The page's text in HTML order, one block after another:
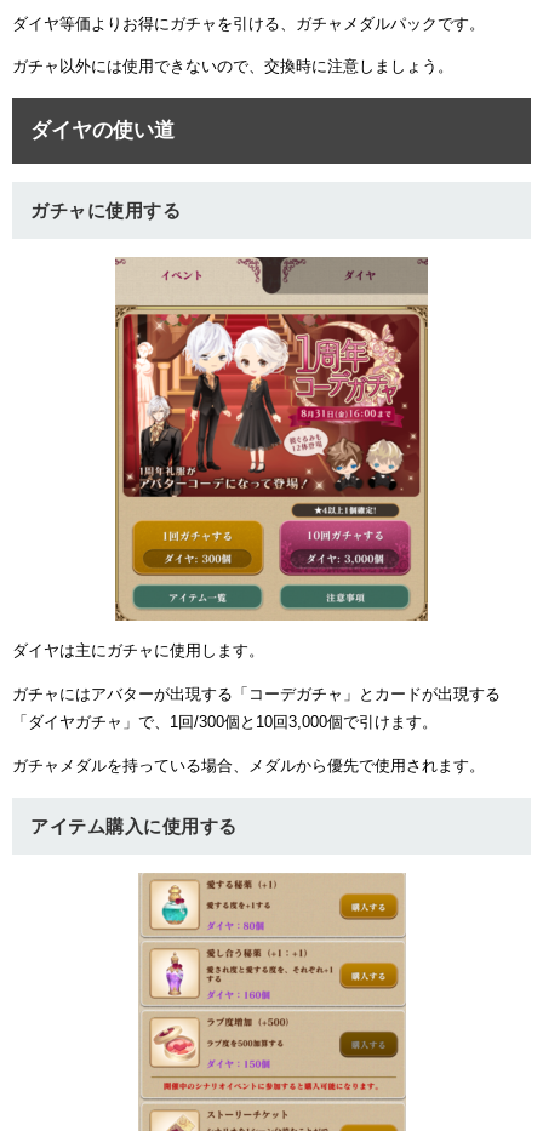
ダイヤ等価よりお得にガチャを引ける、ガチャメダルパックです。
ガチャ以外には使用できないので、交換時に注意しましょう。
ダイヤの使い道
ガチャに使用する
ダイヤは主にガチャに使用します。
ガチャにはアバターが出現する「コーデガチャ」とカードが出現する
「ダイヤガチャ」で、1回/300個と10回3,000個で引けます。
ガチャメダルを持っている場合、メダルから優先で使用されます。
アイテム購入に使用する